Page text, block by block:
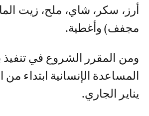
أرز، سكر، شاي، ملح، زيت
مجفف) وأغطية.
ومن المقرر الشروع في تنفيذ
يناير الجاري.